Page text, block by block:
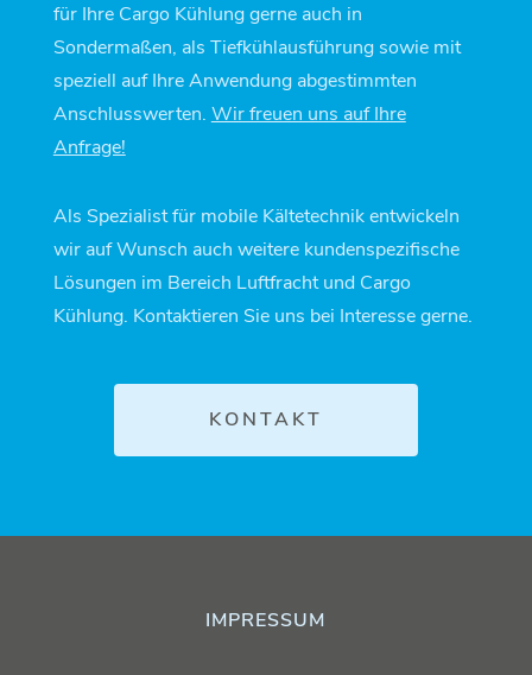
für Ihre Cargo Kühlung gerne auch in
Sondermaßen, als Tiefkühlausführung sowie mit
speziell auf Ihre Anwendung abgestimmten
Anschlusswerten. Wir freuen uns auf Ihre
Anfrage!
Als Spezialist für mobile Kältetechnik entwickeln
wir auf Wunsch auch weitere kundenspezifische
Lösungen im Bereich Luftfracht und Cargo
Kühlung. Kontaktieren Sie uns bei Interesse gerne.
KONTAKT
IMPRESSUM